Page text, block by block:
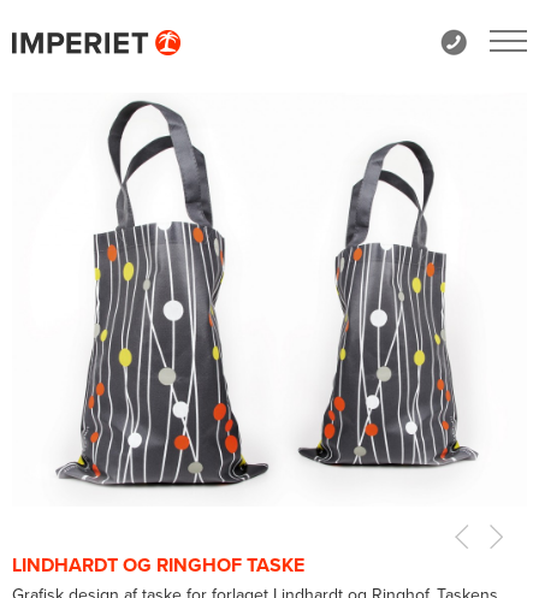
LINDHARDT OG RINGHOF TASKE